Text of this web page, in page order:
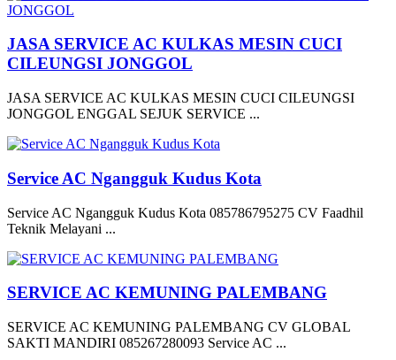
JASA SERVICE AC KULKAS MESIN CUCI
CILEUNGSI JONGGOL
JASA SERVICE AC KULKAS MESIN CUCI CILEUNGSI
JONGGOL ENGGAL SEJUK SERVICE ...
Service AC Ngangguk Kudus Kota
Service AC Ngangguk Kudus Kota 085786795275 CV Faadhil
Teknik Melayani ...
SERVICE AC KEMUNING PALEMBANG
SERVICE AC KEMUNING PALEMBANG CV GLOBAL
SAKTI MANDIRI 085267280093 Service AC ...